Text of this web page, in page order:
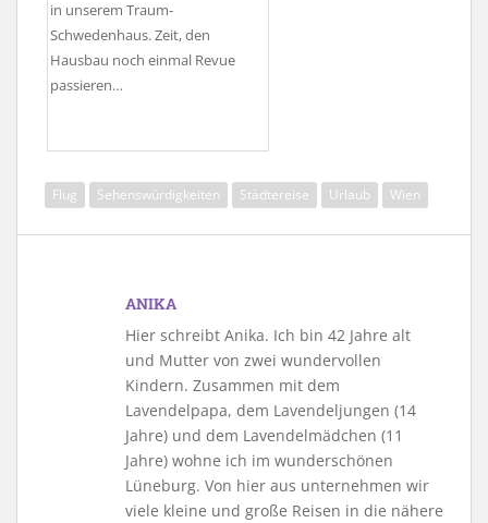
in unserem Traum-
Schwedenhaus. Zeit, den
Hausbau noch einmal Revue
passieren…
Flug Sehenswürdigkeiten Städtereise Urlaub Wien
ANIKA
Hier schreibt Anika. Ich bin 42 Jahre alt
und Mutter von zwei wundervollen
Kindern. Zusammen mit dem
Lavendelpapa, dem Lavendeljungen (14
Jahre) und dem Lavendelmädchen (11
Jahre) wohne ich im wunderschönen
Lüneburg. Von hier aus unternehmen wir
viele kleine und große Reisen in die nähere